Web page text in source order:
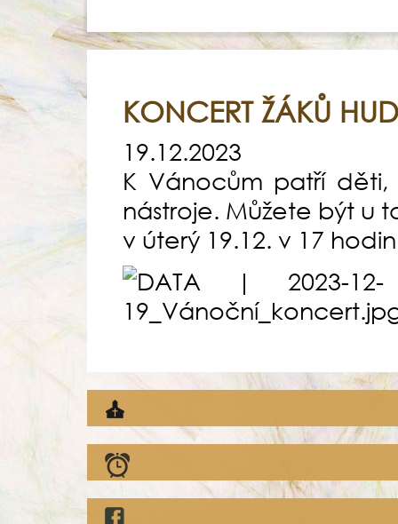
KONCERT ŽÁKŮ
19.12.2023
K Vánocům patří
nástroje. Můžete být u
v úterý 19.12. v 17